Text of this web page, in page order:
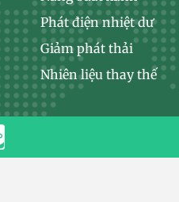
Phát điện nhiệt dư
Giảm phát thải
Nhiên liệu thay thế